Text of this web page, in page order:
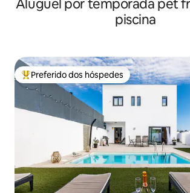
Aluguel por temporada pet
piscina
Entre os melhores preferidos dos hóspedes
Preferido dos hóspedes